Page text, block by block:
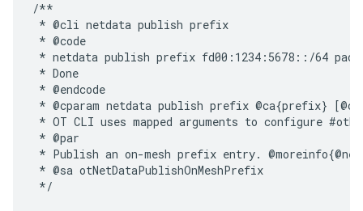
/**
* @cli netdata publish prefix
* @code
* netdata publish prefix fd00:1234:5678::/64 paos
* Done
* @endcode
* @cparam netdata publish prefix @ca{prefix}
* OT CLI uses mapped arguments to configure
* @par
* Publish an on-mesh prefix entry.
* @sa otNetDataPublishOnMeshPrefix